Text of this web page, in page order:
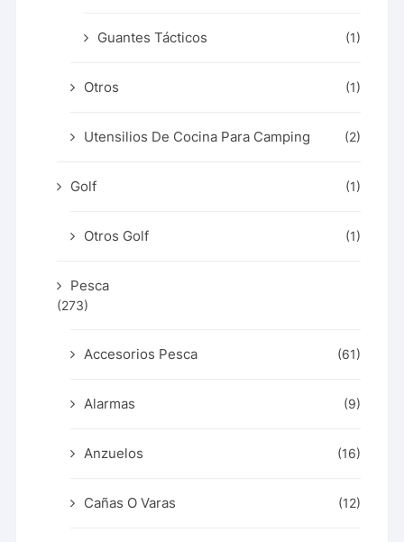
Guantes Tácticos (1)
Otros (1)
Utensilios De Cocina Para Camping (2)
Golf (1)
Otros Golf (1)
Pesca
(273)
Accesorios Pesca (61)
Alarmas (9)
Anzuelos (16)
Cañas O Varas (12)